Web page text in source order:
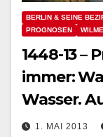
BERLIN & SEINE
PROGNOSEN
1448-13 –
immer:
Wasser.
1. MAI 2013